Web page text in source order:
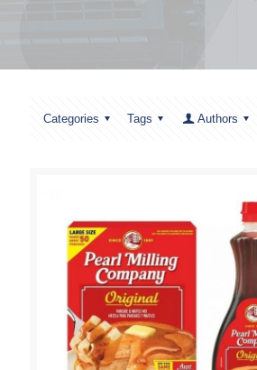
Categories Tags Authors